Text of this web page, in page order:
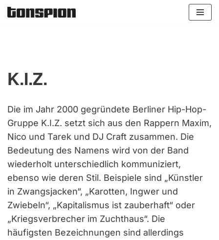
K.I.Z.
Die im Jahr 2000 gegründete Berliner Hip-Hop-
Gruppe K.I.Z. setzt sich aus den Rappern Maxim,
Nico und Tarek und DJ Craft zusammen. Die
Bedeutung des Namens wird von der Band
wiederholt unterschiedlich kommuniziert,
ebenso wie deren Stil. Beispiele sind „Künstler
in Zwangsjacken“, „Karotten, Ingwer und
Zwiebeln“, „Kapitalismus ist zauberhaft“ oder
„Kriegsverbrecher im Zuchthaus“. Die
häufigsten Bezeichnungen sind allerdings